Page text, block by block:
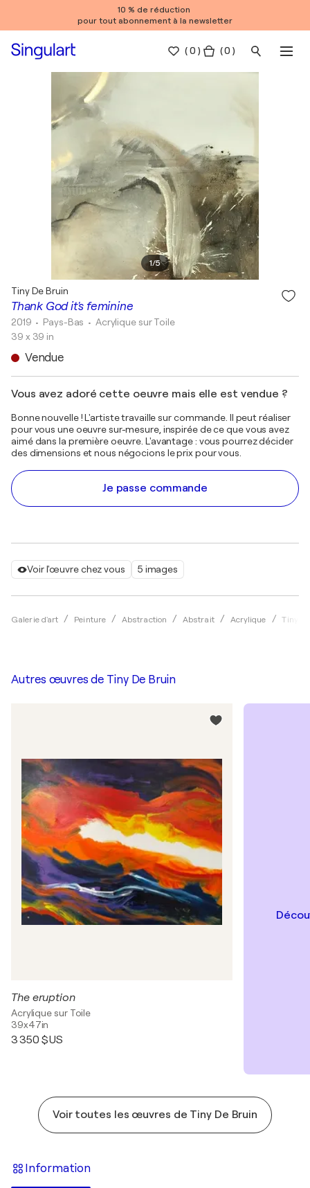
10 % de réduction
pour tout abonnement à la newsletter
(0 ) ( 0 )
1/5
Voir l'œuvre chez vous 5 images
Galerie d'art Peinture Abstraction Abstrait Acrylique Tiny
Thank God it's feminine
Tiny De Bruin
2019 • Pays-Bas • Acrylique sur Toile
39 x 39 in
Vendue
Vous avez adoré cette oeuvre mais elle est vendue ?
Bonne nouvelle ! L'artiste travaille sur commande. Il peut réaliser
pour vous une oeuvre sur-mesure, inspirée de ce que vous avez
aimé dans la première oeuvre. L'avantage : vous pourrez décider
des dimensions et nous négocions le prix pour vous.
Je passe commande
Autres œuvres de Tiny De Bruin
The eruption
Acrylique sur Toile
39x47in
3 350 $US
Voir toutes les œuvres de Tiny De Bruin
Information